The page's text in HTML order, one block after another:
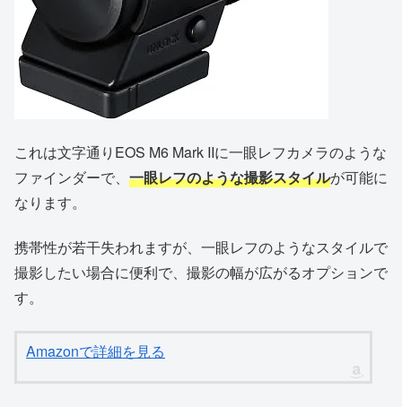
これは文字通りEOS M6 Mark IIに一眼レフカメラのような
ファインダーで、 一眼レフのような撮影スタイルが可能に
なります。
携帯性が若干失われますが、一眼レフのようなスタイルで
撮影したい場合に便利で、撮影の幅が広がるオプションで
す。
Amazonで詳細を見る